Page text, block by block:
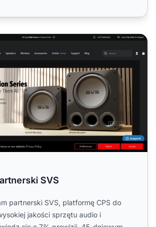
SVS
SVS
partnerski SVS, platformę CPS do
jakości sprzętu audio i